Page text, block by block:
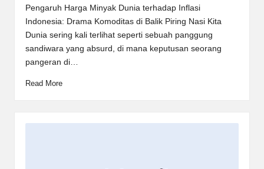
by
Pengaruh Harga Minyak Dunia terhadap Inflasi
Indonesia: Drama Komoditas di Balik Piring Nasi Kita
Dunia sering kali terlihat seperti sebuah panggung
sandiwara yang absurd, di mana keputusan seorang
pangeran di…
Read More